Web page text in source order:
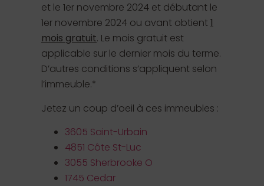
et le 1er novembre 2024 et débutant le
1er novembre 2024 ou avant obtient 1
mois gratuit. Le mois gratuit est
applicable sur le dernier mois du terme.
D’autres conditions s’appliquent selon
l’immeuble.*
Jetez un coup d’oeil à ces immeubles :
3605 Saint-Urbain
4851 Côte St-Luc
3055 Sherbrooke O
1745 Cedar